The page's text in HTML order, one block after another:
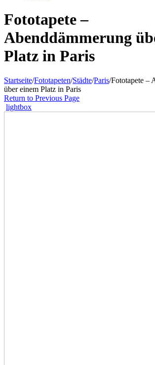
Fototapete –
Abenddämmerung
Platz in Paris
Startseite/Fototapeten/Städte/Paris/Fototapete –
über einem Platz in Paris
Return to Previous Page
lightbox